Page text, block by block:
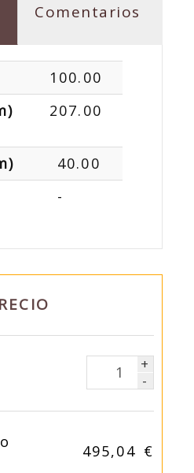
Comentarios
100.00
207.00
40.00
-
+
-
495,04 €